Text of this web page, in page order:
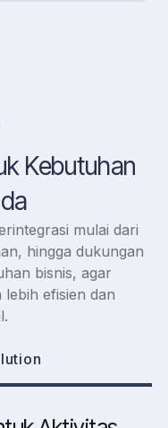
Kebutuhan
mulai dari
hingga dukungan
bisnis, agar
efisien dan